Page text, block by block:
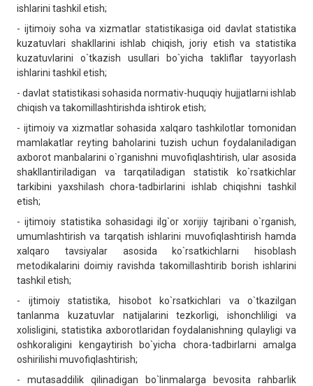
ishlarini tashkil etish;
- ijtimoiy soha va xizmatlar statistikasiga oid davlat statistika
kuzatuvlari shakllarini ishlab chiqish, joriy etish va statistika
kuzatuvlarini o`tkazish usullari bo`yicha takliflar tayyorlash
ishlarini tashkil etish;
- davlat statistikasi sohasida normativ-huquqiy hujjatlarni ishlab
chiqish va takomillashtirishda ishtirok etish;
- ijtimoiy va xizmatlar sohasida xalqaro tashkilotlar tomonidan
mamlakatlar reyting baholarini tuzish uchun foydalaniladigan
axborot manbalarini o`rganishni muvofiqlashtirish, ular asosida
shakllantiriladigan va tarqatiladigan statistik ko`rsatkichlar
tarkibini yaxshilash chora-tadbirlarini ishlab chiqishni tashkil
etish;
- ijtimoiy statistika sohasidagi ilg`or xorijiy tajribani o`rganish,
umumlashtirish va tarqatish ishlarini muvofiqlashtirish hamda
xalqaro tavsiyalar asosida ko`rsatkichlarni hisoblash
metodikalarini doimiy ravishda takomillashtirib borish ishlarini
tashkil etish;
- ijtimoiy statistika, hisobot ko`rsatkichlari va o`tkazilgan
tanlanma kuzatuvlar natijalarini tezkorligi, ishonchliligi va
xolisligini, statistika axborotlaridan foydalanishning qulayligi va
oshkoraligini kengaytirish bo`yicha chora-tadbirlarni amalga
oshirilishi muvofiqlashtirish;
- mutasaddilik qilinadigan bo`linmalarga bevosita rahbarlik